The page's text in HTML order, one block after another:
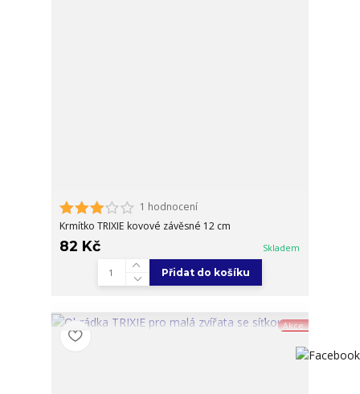
1 hodnocení
Krmítko TRIXIE kovové závěsné 12 cm
82 Kč Skladem
Přidat do košíku
Akce